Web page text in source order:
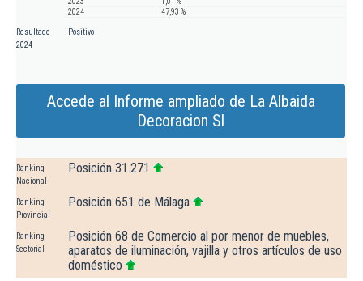
2024
47,93 %
Resultado
2024
Positivo
Accede al Informe ampliado de La Albaida
Decoracion Sl
Ranking
Nacional
Posición 31.271
Ranking
Provincial
Posición 651 de Málaga
Ranking
Sectorial
Posición 68 de Comercio al por menor de muebles,
aparatos de iluminación, vajilla y otros artículos de uso
doméstico